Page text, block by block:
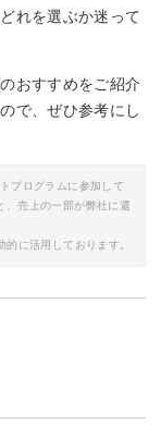
れを選ぶか迷って
おすすめをご紹介
で、ぜひ参考にし
プログラムに参加して
、売上の一部が弊社に還
に活用しております。